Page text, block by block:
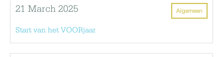
Algemeen
21 March 2025
Start van het VOORjaar